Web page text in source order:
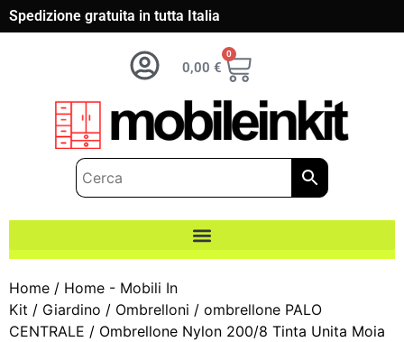
Spedizione gratuita in tutta Italia
0,00 €
0
Home / Home - Mobili In
Kit / Giardino / Ombrelloni / ombrellone PALO
CENTRALE / Ombrellone Nylon 200/8 Tinta Unita Moia